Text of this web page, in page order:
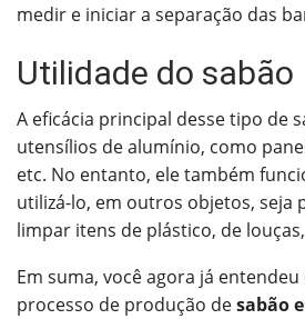
medir e iniciar a separação das
Utilidade do sabão
A eficácia principal desse tipo de
utensílios de alumínio, como
etc. No entanto, ele também
utilizá-lo, em outros objetos, seja
limpar itens de plástico, de
Em suma, você agora já
processo de produção desabão